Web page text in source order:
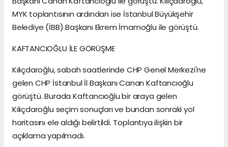
MYK toplantısının ardından ise İstanbul Büyükşehir
Belediye (İBB) Başkanı Ekrem İmamoğlu ile görüştü.
KAFTANCIOĞLU İLE GÖRÜŞME
Kılıçdaroğlu, sabah saatlerinde CHP Genel Merkezi'ne
gelen CHP İstanbul İl Başkanı Canan Kaftancıoğlu
görüştü. Burada Kaftancıoğlu bir araya gelen
Kılıçdaroğlu seçim sonuçları ve bundan sonraki yol
haritasını ele aldığı belirtildi. Toplantıya ilişkin bir
açıklama yapılmadı.